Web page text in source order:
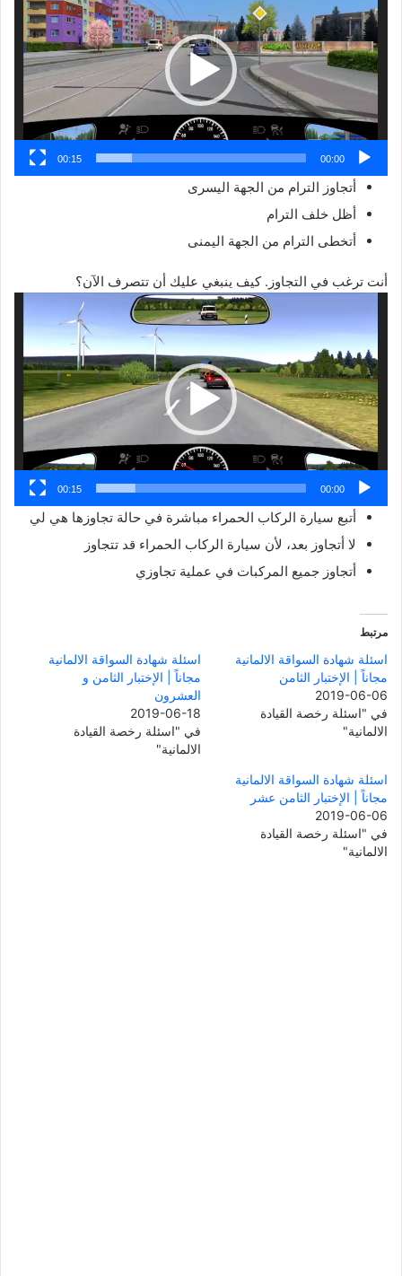
00:00
00:15
أتجاوز الترام من الجهة اليسرى
أظل خلف الترام
أتخطى الترام من الجهة اليمنى
أنت ترغب في التجاوز. كيف ينبغي عليك أن تتصرف الآن؟
00:00
00:15
أتبع سيارة الركاب الحمراء مباشرة في حالة تجاوزها هي لي
لا أتجاوز بعد، لأن سيارة الركاب الحمراء قد تتجاوز
أتجاوز جميع المركبات في عملية تجاوزي
مرتبط
اسئلة شهادة السواقة الالمانية
مجاناً | الإختبار الثامن
2019-06-06
في "اسئلة رخصة القيادة
الالمانية"
اسئلة شهادة السواقة الالمانية
مجاناً | الإختبار الثامن و
العشرون
2019-06-18
في "اسئلة رخصة القيادة
الالمانية"
اسئلة شهادة السواقة الالمانية
مجاناً | الإختبار الثامن عشر
2019-06-06
في "اسئلة رخصة القيادة
الالمانية"